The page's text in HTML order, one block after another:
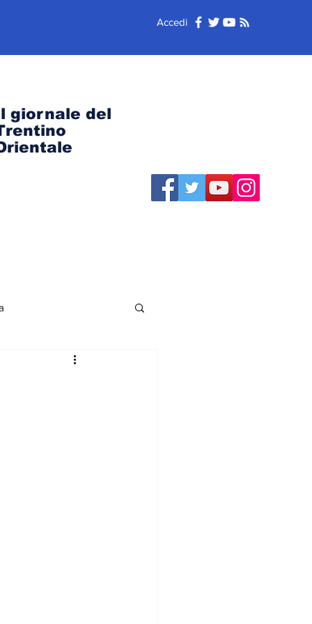
Accedi
giornale del